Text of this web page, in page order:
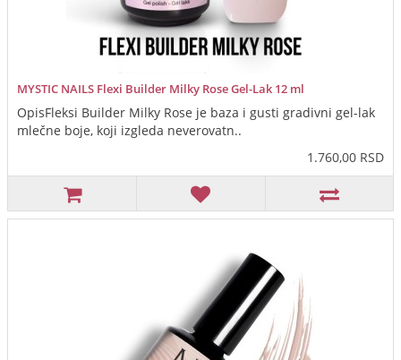
MYSTIC NAILS Flexi Builder Milky Rose Gel-Lak 12 ml
OpisFleksi Builder Milky Rose je baza i gusti gradivni gel-lak
mlečne boje, koji izgleda neverovatn..
1.760,00 RSD